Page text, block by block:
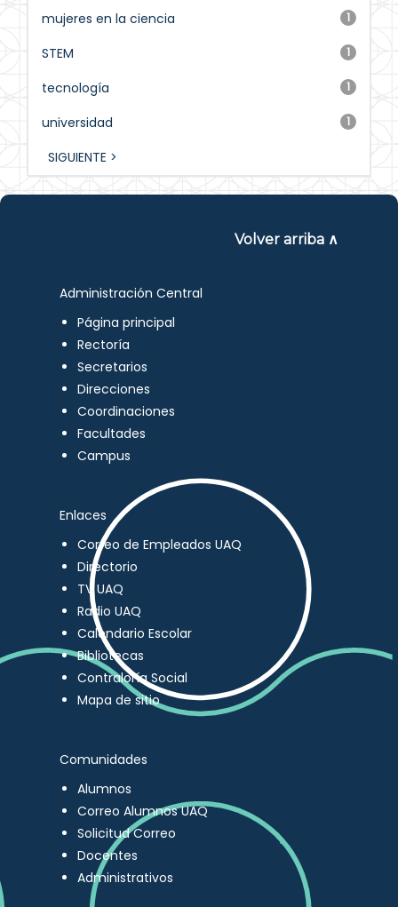
1
mujeres en la ciencia
1
STEM
1
tecnología
1
universidad
SIGUIENTE >
Volver arriba ∧
Administración Central
Página principal
Rectoría
Secretarios
Direcciones
Coordinaciones
Facultades
Campus
Enlaces
Correo de Empleados UAQ
Directorio
TV UAQ
Radio UAQ
Calendario Escolar
Bibliotecas
Contraloría Social
Mapa de sitio
Comunidades
Alumnos
Correo Alumnos UAQ
Solicitud Correo
Docentes
Administrativos